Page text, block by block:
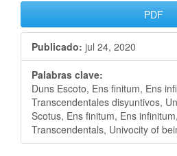
PDF
Publicado: jul 24, 2020
Palabras clave:
Duns Escoto, Ens finitum, Ens
Transcendentales disyuntivos,
Scotus, Ens finitum, Ens
Transcendentals, Univocity of